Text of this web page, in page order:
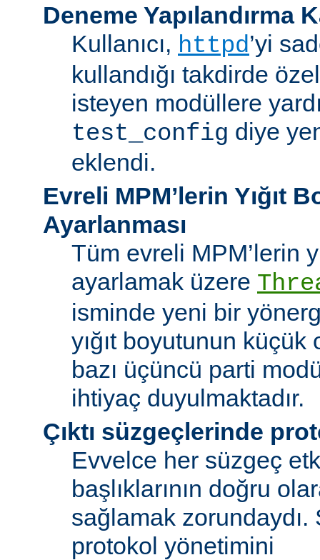
Deneme Yapılandırma
Kullanıcı, httpd’yi
kullandığı takdirde
isteyen modüllere
test_config diye
eklendi.
Evreli MPM’lerin Yığıt
Ayarlanması
Tüm evreli MPM’lerin
ayarlamak üzere
isminde yeni bir
yığıt boyutunun
bazı üçüncü parti
ihtiyaç duyulmaktadır.
Çıktı süzgeçlerinde
Evvelce her süzgeç
başlıklarının doğru
sağlamak zorundaydı.
protokol yönetimini